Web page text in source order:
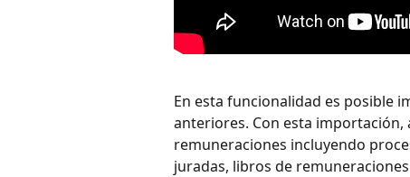
En esta funcionalidad es posible
anteriores. Con esta
remuneraciones incluyendo
juradas, libros de